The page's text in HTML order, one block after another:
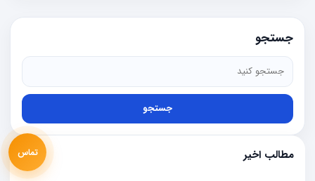
جستجو
جستجو
مطالب اخیر تماس